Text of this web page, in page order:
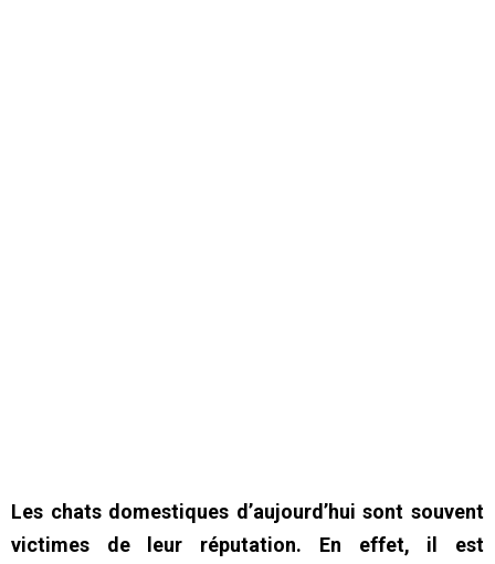
Les chats domestiques d’aujourd’hui sont souvent
victimes de leur réputation. En effet, il est